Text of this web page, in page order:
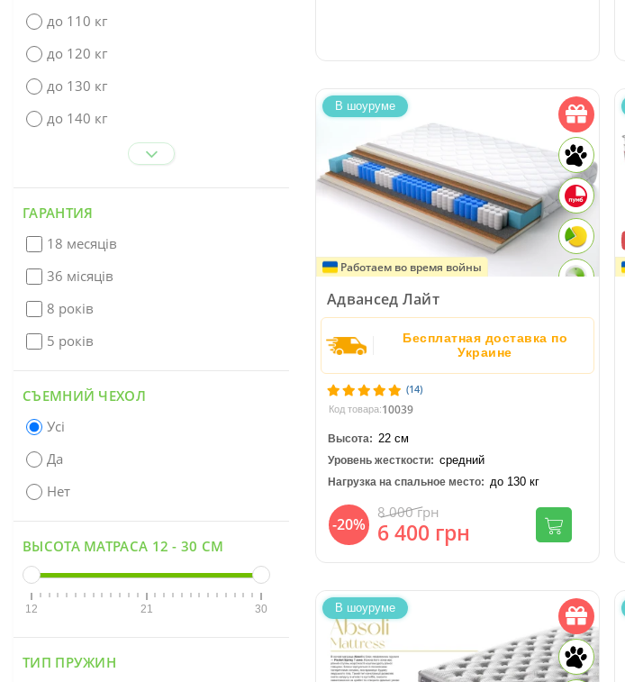
до 110 кг
до 120 кг
до 130 кг
до 140 кг
ГАРАНТИЯ
18 месяців
36 місяців
8 років
5 років
СЪЕМНИЙ ЧЕХОЛ
Усі
Да
Нет
ВЫСОТА МАТРАСА 12 -30 СМ
12 21 30
ТИП ПРУЖИН
В шоуруме
Работаем во время войны
Адвансед Лайт
Бесплатная доставка по
Украине
(14)
Код товара:10039
Высота: 22 см
Уровень жесткости: средний
Нагрузка на спальное место: до 130 кг
-20%
8 000грн
6 400 грн
В шоуруме